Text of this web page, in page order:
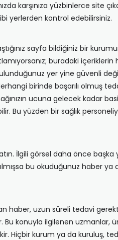
karşınıza yüzbinlerce site
yerlerden kontrol edebilirsiniz.
sayfa bildiğiniz bir
buradaki içeriklerin
yer yine güvenli
birinde başarılı olmuş
ucuna gelecek kadar
Bu yüzden bir sağlık
İlgili görsel daha önce başka
bu okuduğunuz haber ya
haber, uzun süreli tedavi
konuyla ilgilenen uzmanlar,
Hiçbir kurum ya da kuruluş,